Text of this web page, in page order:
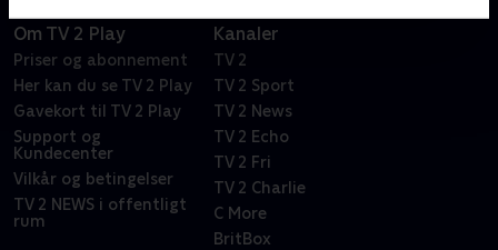
Om TV 2 Play
Priser og abonnement
Her kan du se TV 2 Play
Gavekort til TV 2 Play
Support og
Kundecenter
Vilkår og betingelser
TV 2 NEWS i offentligt
rum
Kanaler
TV 2
TV 2 Sport
TV 2 News
TV 2 Echo
TV 2 Fri
TV 2 Charlie
C More
BritBox